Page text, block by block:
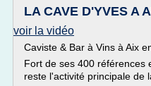
LA CAVE D'YVES A
voir la vidéo
Caviste & Bar à Vins à Aix
Fort de ses 400 références
reste l'activité principale de